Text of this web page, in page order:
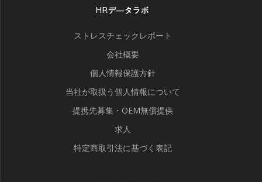
HRデ―タラボ
ストレスチェックレポート
会社概要
個人情報保護方針
当社が取扱う個人情報について
提携先募集・OEM無償提供
求人
特定商取引法に基づく表記